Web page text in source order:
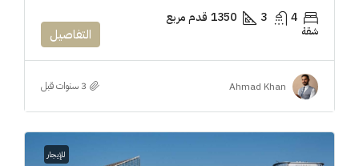
4
3
1350 قدم مربع
شقة التفاصيل
Ahmad Khan
للإيجار